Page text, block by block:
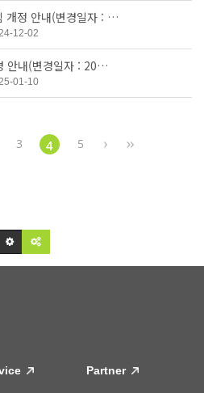
개정 안내(변경일자 : …
12-02
안내(변경일자 : 20…
01-10
3 4 5
Partner